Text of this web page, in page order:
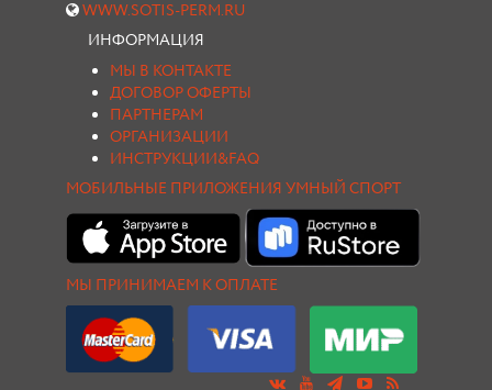
WWW.SOTIS-PERM.RU
ИНФОРМАЦИЯ
МЫ В КОНТАКТЕ
ДОГОВОР ОФЕРТЫ
ПАРТНЕРАМ
ОРГАНИЗАЦИИ
ИНСТРУКЦИИ&FAQ
МОБИЛЬНЫЕ ПРИЛОЖЕНИЯ УМНЫЙ СПОРТ
МЫ ПРИНИМАЕМ К ОПЛАТЕ